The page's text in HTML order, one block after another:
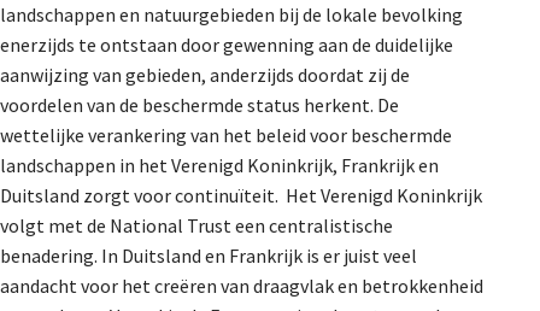
landschappen en natuurgebieden bij de lokale bevolking
enerzijds te ontstaan door gewenning aan de duidelijke
aanwijzing van gebieden, anderzijds doordat zij de
voordelen van de beschermde status herkent. De
wettelijke verankering van het beleid voor beschermde
landschappen in het Verenigd Koninkrijk, Frankrijk en
Duitsland zorgt voor continuïteit. Het Verenigd Koninkrijk
volgt met de National Trust een centralistische
benadering. In Duitsland en Frankrijk is er juist veel
aandacht voor het creëren van draagvlak en betrokkenheid